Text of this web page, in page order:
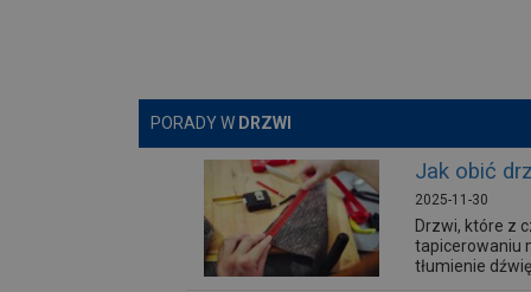
PORADY W DRZWI
Jak obić
2025-11-30
Drzwi, które z
tapicerowaniu
tłumienie